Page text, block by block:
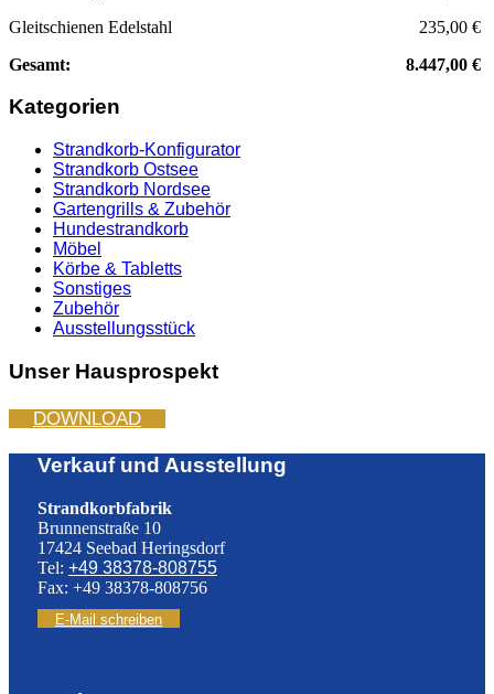
Gleitschienen Edelstahl 235,00 €
Gesamt: 8.447,00 €
Kategorien
Strandkorb-Konfigurator
Strandkorb Ostsee
Strandkorb Nordsee
Gartengrills & Zubehör
Hundestrandkorb
Möbel
Körbe & Tabletts
Sonstiges
Zubehör
Ausstellungsstück
Unser Hausprospekt
DOWNLOAD
Verkauf und Ausstellung
Strandkorbfabrik
Brunnenstraße 10
17424 Seebad Heringsdorf
Tel: +49 38378-808755
Fax: +49 38378-808756
E-Mail schreiben